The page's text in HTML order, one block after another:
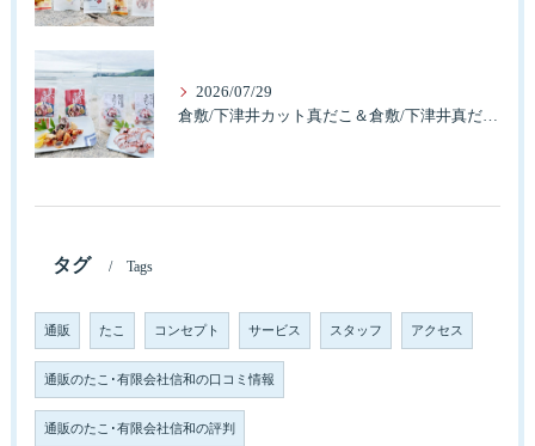
2026/07/29
倉敷/下津井カット真だこ＆倉敷/下津井真だこ唐揚げ・セット人気です。
タグ Tags
通販 たこ コンセプト サービス スタッフ アクセス
通販のたこ･有限会社信和の口コミ情報
通販のたこ･有限会社信和の評判